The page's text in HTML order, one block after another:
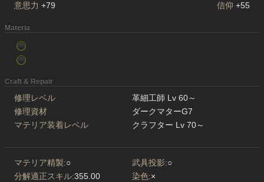
意思力 +79 信仰 +55
Materia
Craft & Repair
修理レベル
革細工師 Lv 60～
修理資材
ダークマターG7
マテリア装着レベル
クラフター Lv 70～
マテリア精製:○ 武具投影:○
分解適正スキル:355.00 染色:×